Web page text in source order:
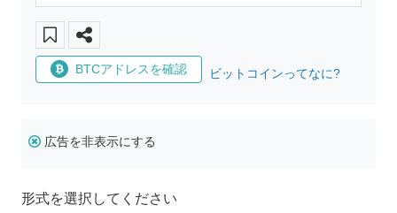
BTCアドレスを確認 ビットコインってなに?
広告を非表示にする
形式を選択してください